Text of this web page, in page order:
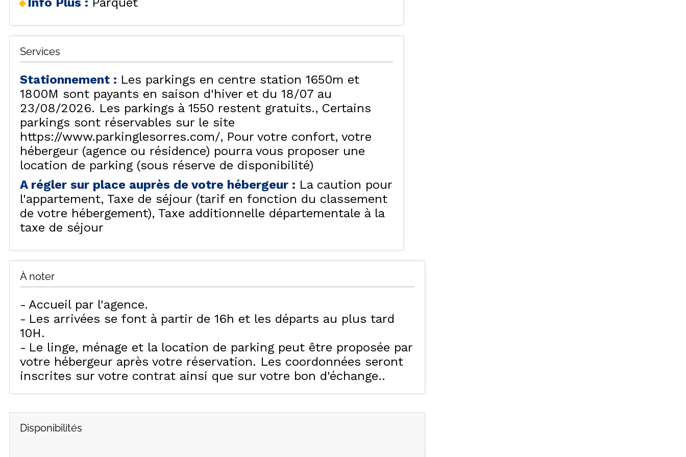
D'HÔTES & SPA
ORRES
Services
Stationnement : Les parkings en centre station 1650m et
1800M sont payants en saison d'hiver et du 18/07 au
23/08/2026. Les parkings à 1550 restent gratuits.
Certains
parkings sont réservables sur le site
https://www.parkinglesorres.com/ Pour votre confort, votre
hébergeur (agence ou résidence) pourra vous proposer une
location de parking (sous réserve de disponibilité)
A régler sur place auprès de votre hébergeur : La caution pour
l'appartement Taxe de séjour (tarif en fonction du classement
de votre hébergement) Taxe additionnelle départementale à la
taxe de séjour
À noter
Accueil par l'agence
Les arrivées se font à partir de 16h et les départs au plus tard
10H
Le linge, ménage et la location de parking peut être proposée par
votre hébergeur après votre réservation. Les coordonnées seront
inscrites sur votre contrat ainsi que sur votre bon d'échange.
Disponibilités